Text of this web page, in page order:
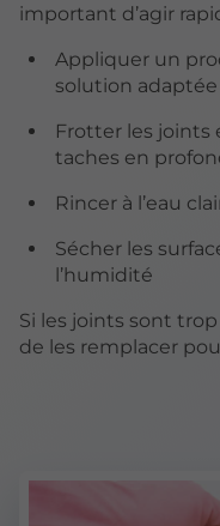
important d’agir
Appliquer un
solution
Frotter les joints
taches en
Rincer à l’eau
Sécher les
l’humidité
Si les joints sont
de les remplacer